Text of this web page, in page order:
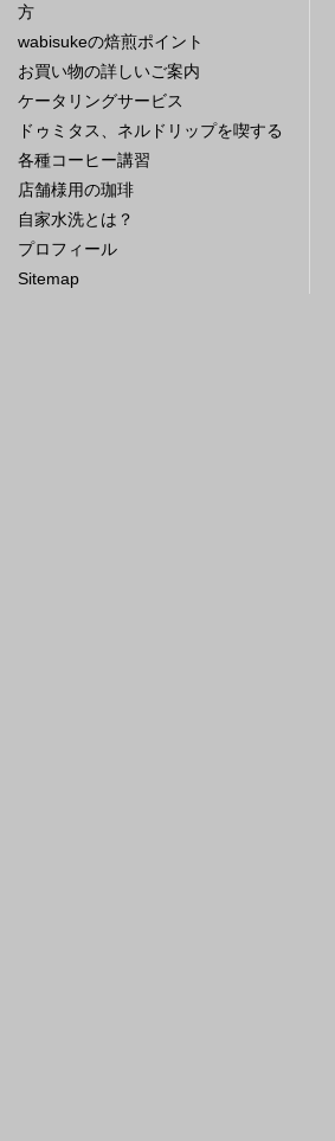
方
wabisukeの焙煎ポイント
お買い物の詳しいご案内
ケータリングサービス
ドゥミタス、ネルドリップを喫する
各種コーヒー講習
店舗様用の珈琲
自家水洗とは？
プロフィール
Sitemap